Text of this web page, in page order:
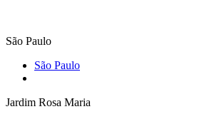
São Paulo
São Paulo
Jardim Rosa Maria